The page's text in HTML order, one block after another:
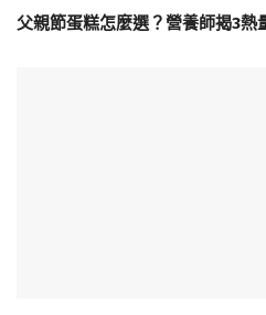
父親節蛋糕怎麼選？營養師揭3熱